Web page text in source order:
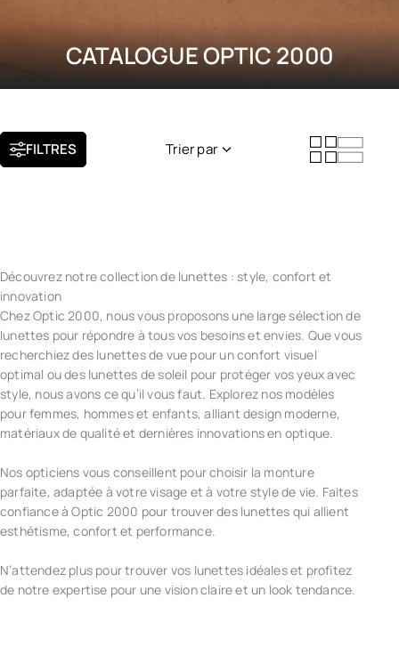
CATALOGUE OPTIC 2000
FILTRES Trier par
Découvrez notre collection de lunettes : style, confort et
innovation
Chez Optic 2000, nous vous proposons une large sélection de
lunettes pour répondre à tous vos besoins et envies. Que vous
recherchiez des lunettes de vue pour un confort visuel
optimal ou des lunettes de soleil pour protéger vos yeux avec
style, nous avons ce qu’il vous faut. Explorez nos modèles
pour femmes, hommes et enfants, alliant design moderne,
matériaux de qualité et dernières innovations en optique.
Nos opticiens vous conseillent pour choisir la monture
parfaite, adaptée à votre visage et à votre style de vie. Faites
confiance à Optic 2000 pour trouver des lunettes qui allient
esthétisme, confort et performance.
N’attendez plus pour trouver vos lunettes idéales et profitez
de notre expertise pour une vision claire et un look tendance.